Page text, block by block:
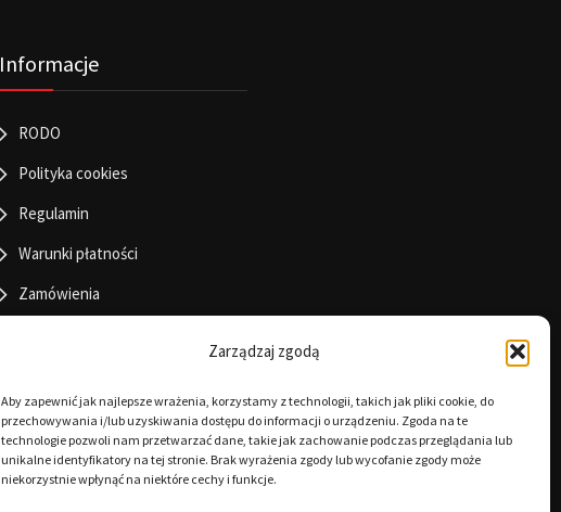
Zarządzaj zgodą
Aby zapewnić jak najlepsze wrażenia, korzystamy z technologii, takich jak pliki cookie, do
przechowywania i/lub uzyskiwania dostępu do informacji o urządzeniu. Zgoda na te
technologie pozwoli nam przetwarzać dane, takie jak zachowanie podczas przeglądania lub
unikalne identyfikatory na tej stronie. Brak wyrażenia zgody lub wycofanie zgody może
niekorzystnie wpłynąć na niektóre cechy i funkcje.
Informacje
RODO
Polityka cookies
Regulamin
Warunki płatności
Zamówienia